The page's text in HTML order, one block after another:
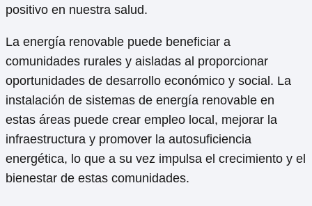
positivo en nuestra salud.
La energía renovable puede beneficiar a
comunidades rurales y aisladas al proporcionar
oportunidades de desarrollo económico y social. La
instalación de sistemas de energía renovable en
estas áreas puede crear empleo local, mejorar la
infraestructura y promover la autosuficiencia
energética, lo que a su vez impulsa el crecimiento y el
bienestar de estas comunidades.